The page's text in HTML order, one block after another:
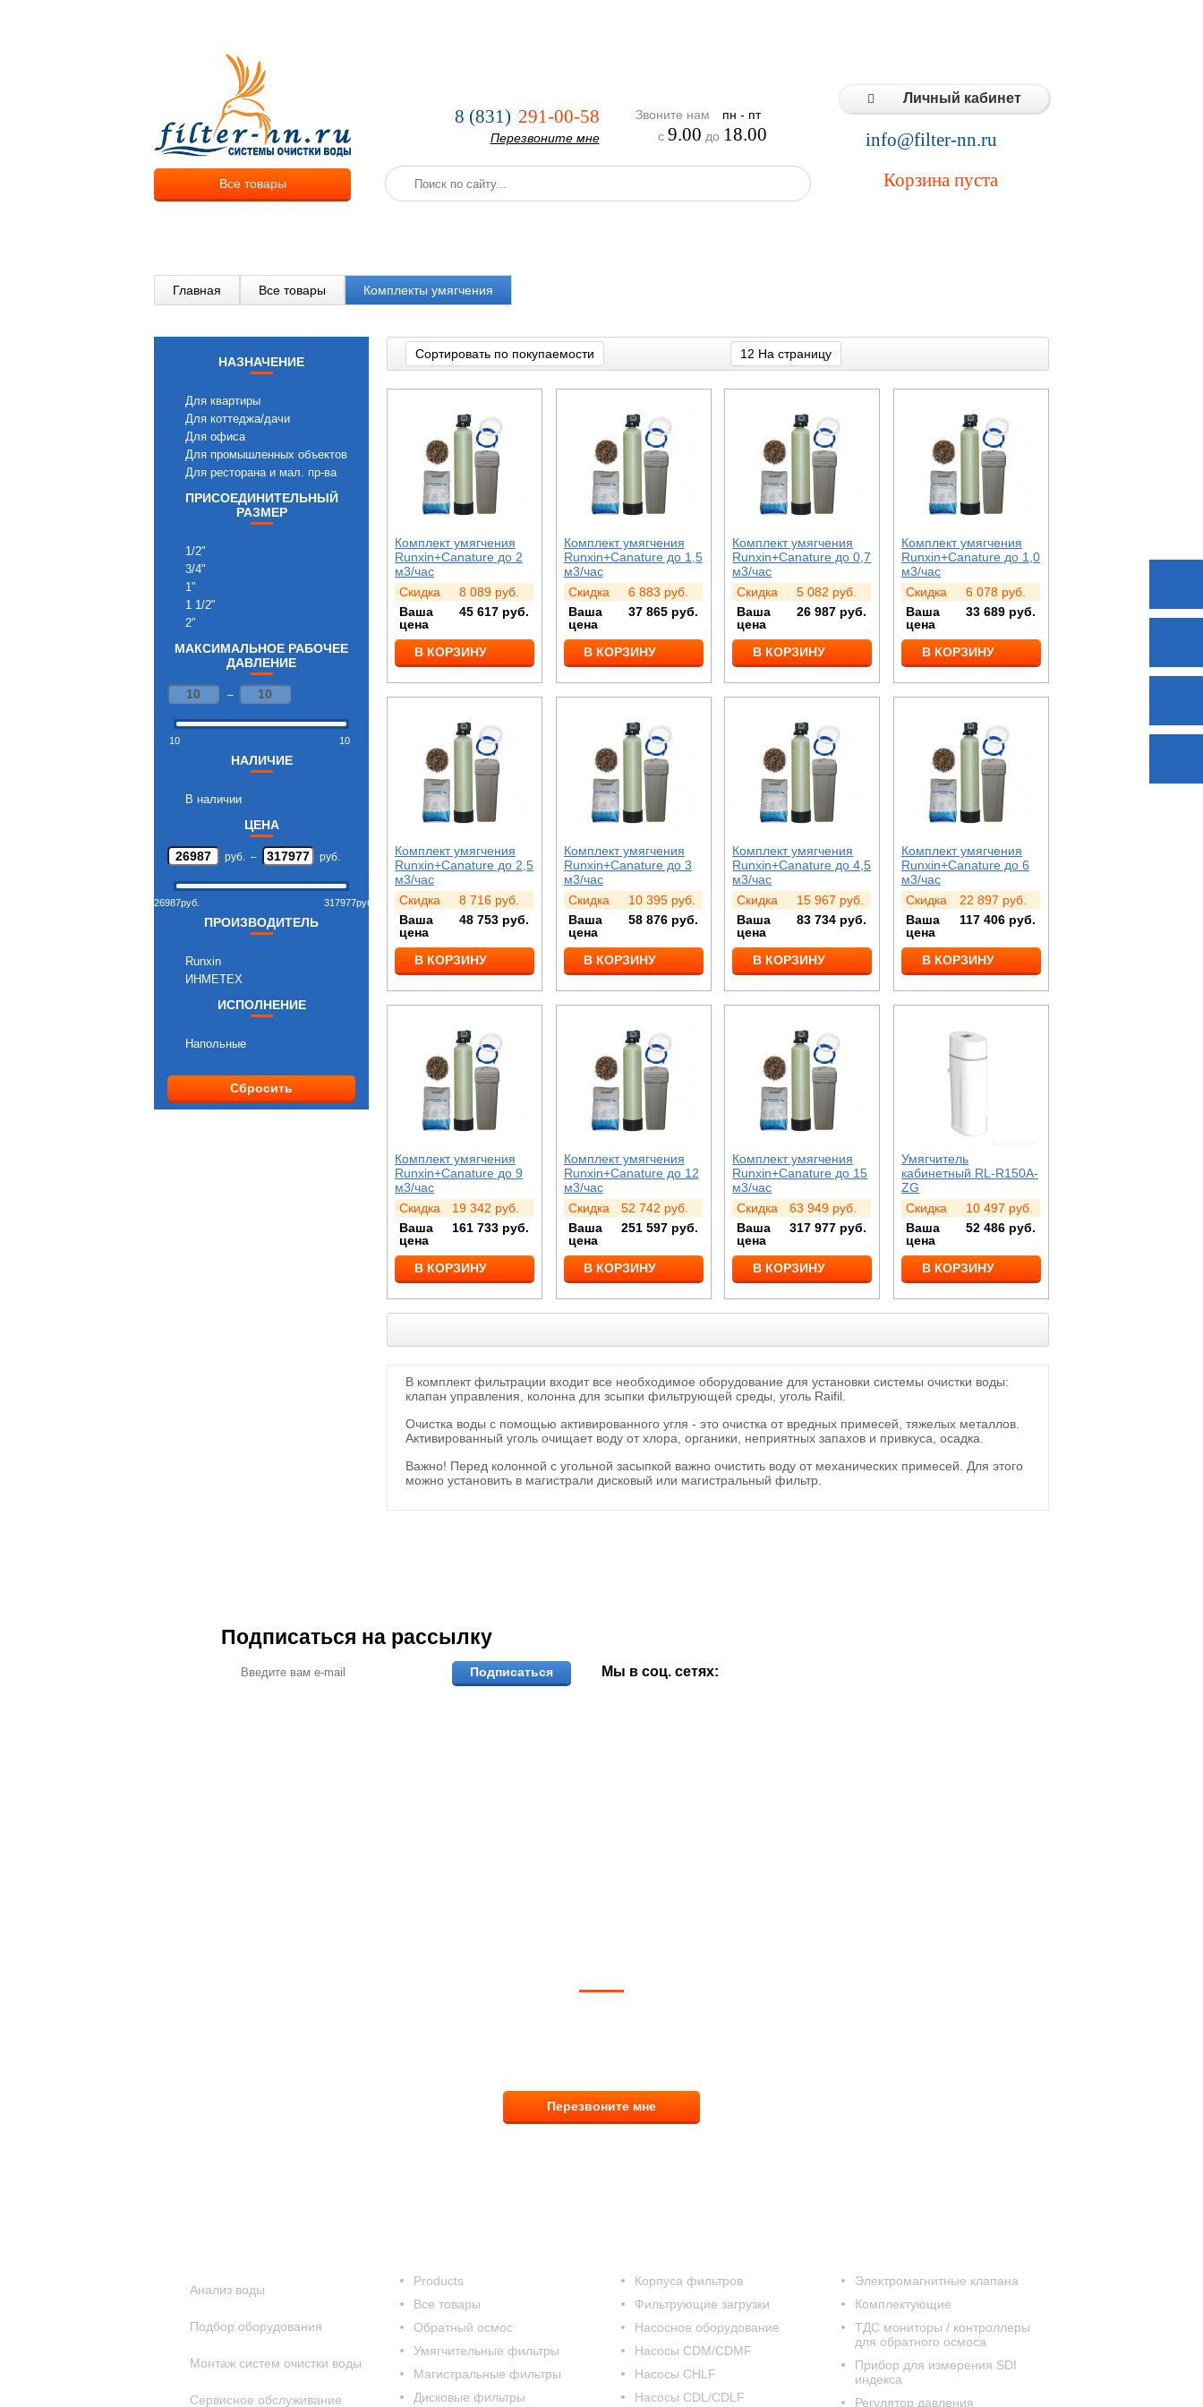
Все товары
8 (831) 291-00-58
Перезвоните мне
Звоните нам
пн - пт
с 9.00 до 18.00
Личный кабинет
info@filter-nn.ru
Корзина пуста
Главная Все товары Комплекты умягчения
НАЗНАЧЕНИЕ
Для квартиры
Для коттеджа/дачи
Для офиса
Для промышленных объектов
Для ресторана и мал. пр-ва
ПРИСОЕДИНИТЕЛЬНЫЙ
РАЗМЕР
1/2"
3/4"
1"
1 1/2"
2"
МАКСИМАЛЬНОЕ РАБОЧЕЕ
ДАВЛЕНИЕ
–
10 10
НАЛИЧИЕ
В наличии
ЦЕНА
руб. – руб.
26987руб. 317977руб.
ПРОИЗВОДИТЕЛЬ
Runxin
ИНМЕТЕХ
ИСПОЛНЕНИЕ
Напольные
Сбросить
Сортировать по покупаемости 12 На страницу
Комплект умягчения
Runxin+Canature до 2
м3/час
Скидка
8 089 руб.
Ваша
цена
45 617 руб.
В КОРЗИНУ
Комплект умягчения
Runxin+Canature до 1,5
м3/час
Скидка
6 883 руб.
Ваша
цена
37 865руб.
В КОРЗИНУ
Комплект умягчения
Runxin+Canature до 0,7
м3/час
Скидка
5 082 руб.
Ваша
цена
26 987 руб.
В КОРЗИНУ
Комплект умягчения
Runxin+Canature до 1,0
м3/час
Скидка
6 078 руб.
Ваша
цена
33 689 руб.
В КОРЗИНУ
Комплект умягчения
Runxin+Canature до 2,5
м3/час
Скидка
8 716 руб.
Ваша
цена
48 753 руб.
В КОРЗИНУ
Комплект умягчения
Runxin+Canature до 3
м3/час
Скидка
10 395руб.
Ваша
цена
58 876руб.
В КОРЗИНУ
Комплект умягчения
Runxin+Canature до 4,5
м3/час
Скидка
15 967 руб.
Ваша
цена
83 734 руб.
В КОРЗИНУ
Комплект умягчения
Runxin+Canature до 6
м3/час
Скидка
22 897 руб.
Ваша
цена
117 406 руб.
В КОРЗИНУ
Комплект умягчения
Runxin+Canature до 9
м3/час
Скидка
19 342 руб.
Ваша
цена
161 733 руб.
В КОРЗИНУ
Комплект умягчения
Runxin+Canature до 12
м3/час
Скидка
52 742 руб.
Ваша
цена
251 597руб.
В КОРЗИНУ
Комплект умягчения
Runxin+Canature до 15
м3/час
Скидка
63 949 руб.
Ваша
цена
317 977 руб.
В КОРЗИНУ
Умягчитель
кабинетный RL-R150A-
ZG
Скидка
10 497 руб.
Ваша
цена
52 486 руб.
В КОРЗИНУ
В комплект фильтрации входит все необходимое оборудование для установки системы очистки воды:
клапан управления, колонна для зсыпки фильтрующей среды, уголь Raifil.
Очистка воды с помощью активированного угля - это очистка от вредных примесей, тяжелых металлов.
Активированный уголь очищает воду от хлора, органики, неприятных запахов и привкуса, осадка.
Важно! Перед колонной с угольной засыпкой важно очистить воду от механических примесей. Для этого
можно установить в магистрали дисковый или магистральный фильтр.
Подписаться на рассылку
Подписаться Мы в соц. сетях:
Перезвоните мне
Анализ воды
Подбор оборудования
Монтаж систем очистки воды
Сервисное обслуживание
Products
Все товары
Обратный осмос
Умягчительные фильтры
Магистральные фильтры
Дисковые фильтры
Корпуса фильтров
Фильтрующие загрузки
Насосное оборудование
Насосы CDM/CDMF
Насосы CHLF
Насосы CDL/CDLF
Электромагнитные клапана
Комплектующие
ТДС мониторы / контроллеры
для обратного осмоса
Прибор для измерения SDI
индекса
Регулятор давления